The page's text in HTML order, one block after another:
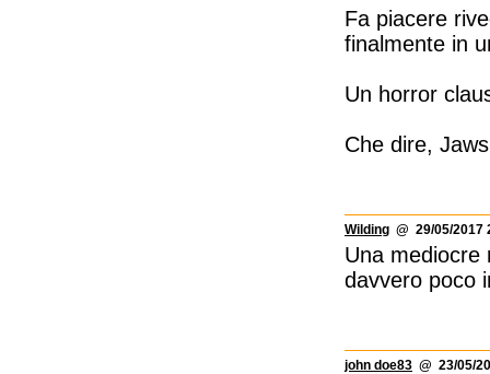
Fa piacere
finalmente in
Un horror
Che dire,
Wilding @ 29/05/2017
Una mediocre
davvero poco
john doe83 @ 23/05/